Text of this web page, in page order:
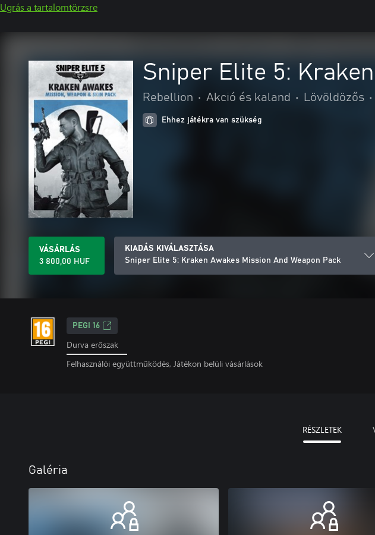
Ugrás a tartalomtörzsre
Sniper Elite 5:
Rebellion • Akció és kaland • Lövöldözős •
Ehhez játékra van szükség
VÁSÁRLÁS
3 800,00 HUF
KIADÁS KIVÁLASZTÁSA
Sniper Elite 5: Kraken Awakes Mission And Weapon Pack
PEGI 16
Durva erőszak
Felhasználói együttműködés, Játékon belüli vásárlások
RÉSZLETEK
Galéria